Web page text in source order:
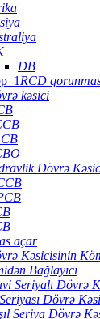
DB
RCD
kəsici
Dövrə
açar
Kəsicisinin
Bağlayıcı
Seriyalı Dövrə
Dövrə
Seriya Dövrə